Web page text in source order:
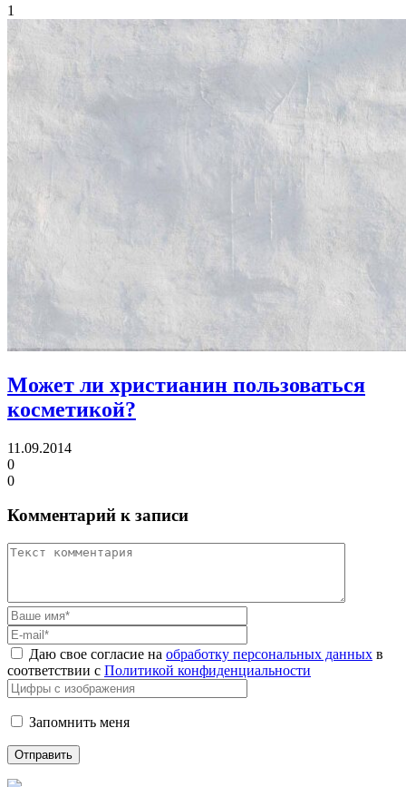
1
Может ли христианин пользоваться
косметикой?
11.09.2014
0
0
Комментарий к записи
Даю свое согласие на обработку персональных данных в
соответствии с Политикой конфиденциальности
Запомнить меня